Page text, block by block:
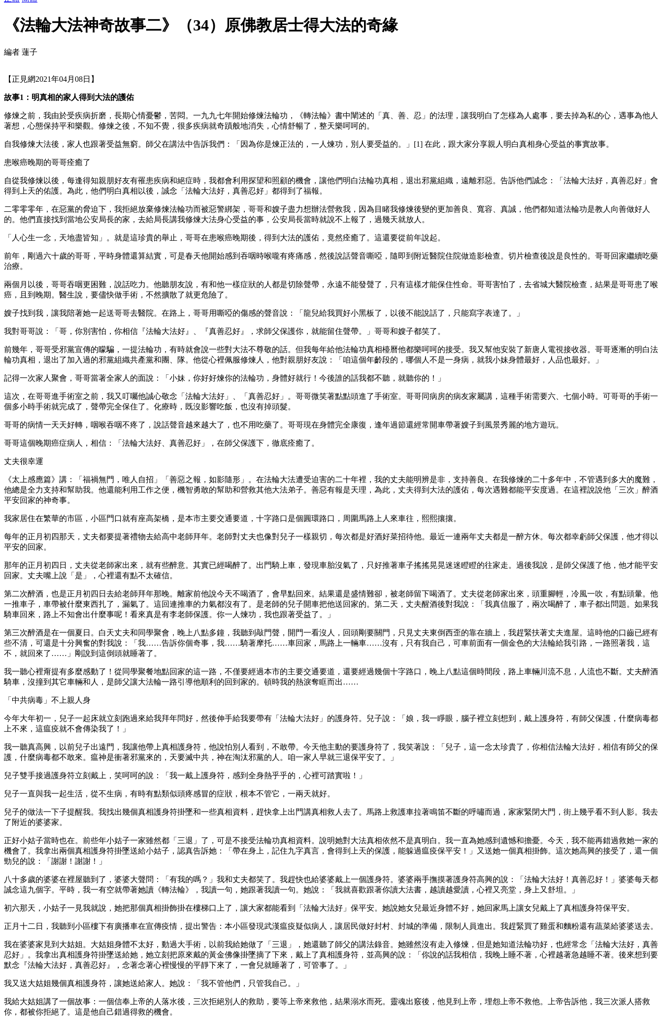
《法輪大法神奇故事二》（34）原佛教居士得大法的奇緣
編者 蓮子
【正見網2021年04月08日】
故事1：明真相的家人得到大法的護佑
修煉之前，我由於受疾病折磨，長期心情憂鬱，苦悶。一九九七年開始修煉法輪功，《轉法輪》書中闡述的「真、善、忍」的法理，讓我明白了怎樣為人處事，要去掉為私的心，遇事為他人
著想，心態保持平和樂觀。修煉之後，不知不覺，很多疾病就奇蹟般地消失，心情舒暢了，整天樂呵呵的。
自我修煉大法後，家人也跟著受益無窮。師父在講法中告訴我們：「因為你是煉正法的，一人煉功，別人要受益的。」[1] 在此，跟大家分享親人明白真相身心受益的事實故事。
患喉癌晚期的哥哥痊癒了
自從我修煉以後，每逢得知親朋好友有罹患疾病和絕症時，我都會利用探望和照顧的機會，讓他們明白法輪功真相，退出邪黨組織，遠離邪惡。告訴他們誠念：「法輪大法好，真善忍好」會
得到上天的佑護。為此，他們明白真相以後，誠念「法輪大法好，真善忍好」都得到了福報。
二零零零年，在惡黨的脅迫下，我拒絕放棄修煉法輪功而被惡警綁架，哥哥和嫂子盡力想辦法營救我，因為目睹我修煉後變的更加善良、寬容、真誠，他們都知道法輪功是教人向善做好人
的。他們直接找到當地公安局長的家，去給局長講我修煉大法身心受益的事，公安局長當時就說不上報了，過幾天就放人。
「人心生一念，天地盡皆知」。就是這珍貴的舉止，哥哥在患喉癌晚期後，得到大法的護佑，竟然痊癒了。這還要從前年說起。
前年，剛過六十歲的哥哥，平時身體還算結實，可是春天他開始感到吞咽時喉嚨有疼痛感，然後說話聲音嘶啞，隨即到附近醫院住院做造影檢查。切片檢查後說是良性的。哥哥回家繼續吃藥
治療。
兩個月以後，哥哥吞咽更困難，說話吃力。他聽朋友說，有和他一樣症狀的人都是切除聲帶，永遠不能發聲了，只有這樣才能保住性命。哥哥害怕了，去省城大醫院檢查，結果是哥哥患了喉
癌，且到晚期。醫生說，要儘快做手術，不然擴散了就更危險了。
嫂子找到我，讓我陪著她一起送哥哥去醫院。在路上，哥哥用嘶啞的傷感的聲音說：「龍兒給我買好小黑板了，以後不能說話了，只能寫字表達了。」
我對哥哥說：「哥，你別害怕，你相信『法輪大法好』、『真善忍好』，求師父保護你，就能留住聲帶。」哥哥和嫂子都笑了。
前幾年，哥哥受邪黨宣傳的矇騙，一提法輪功，有時就會說一些對大法不尊敬的話。但我每年給他法輪功真相檯曆他都樂呵呵的接受。我又幫他安裝了新唐人電視接收器。哥哥逐漸的明白法
輪功真相，退出了加入過的邪黨組織共產黨和團、隊。他從心裡佩服修煉人，他對親朋好友說：「咱這個年齡段的，哪個人不是一身病，就我小妹身體最好，人品也最好。」
記得一次家人聚會，哥哥當著全家人的面說：「小妹，你好好煉你的法輪功，身體好就行！今後誰的話我都不聽，就聽你的！」
這次，在哥哥進手術室之前，我又叮囑他誠心敬念「法輪大法好」、「真善忍好」。哥哥微笑著點點頭進了手術室。哥哥同病房的病友家屬講，這種手術需要六、七個小時。可哥哥的手術一
個多小時手術就完成了，聲帶完全保住了。化療時，既沒影響吃飯，也沒有掉頭髮。
哥哥的病情一天天好轉，咽喉吞咽不疼了，說話聲音越來越大了，也不用吃藥了。哥哥現在身體完全康復，逢年過節還經常開車帶著嫂子到風景秀麗的地方遊玩。
哥哥這個晚期癌症病人，相信：「法輪大法好、真善忍好」，在師父保護下，徹底痊癒了。
丈夫很幸運
《太上感應篇》講：「福禍無門，唯人自招」「善惡之報，如影隨形」。在法輪大法遭受迫害的二十年裡，我的丈夫能明辨是非，支持善良。在我修煉的二十多年中，不管遇到多大的魔難，
他總是全力支持和幫助我。他還能利用工作之便，機智勇敢的幫助和營救其他大法弟子。善惡有報是天理，為此，丈夫得到大法的護佑，每次遇難都能平安度過。在這裡說說他「三次」醉酒
平安回家的神奇事。
我家居住在繁華的市區，小區門口就有座高架橋，是本市主要交通要道，十字路口是個圓環路口，周圍馬路上人來車往，熙熙攘攘。
每年的正月初四那天，丈夫都要提著禮物去給高中老師拜年。老師對丈夫也像對兒子一樣親切，每次都是好酒好菜招待他。最近一連兩年丈夫都是一醉方休。每次都幸虧師父保護，他才得以
平安的回家。
那年的正月初四日，丈夫從老師家出來，就有些醉意。其實已經喝醉了。出門騎上車，發現車胎沒氣了，只好推著車子搖搖晃晃迷迷瞪瞪的往家走。過後我說，是師父保護了他，他才能平安
回家。丈夫嘴上說「是」，心裡還有點不太確信。
第二次醉酒，也是正月初四日去給老師拜年那晚。離家前他說今天不喝酒了，會早點回來。結果還是盛情難卻，被老師留下喝酒了。丈夫從老師家出來，頭重腳輕，冷風一吹，有點頭暈。他
一推車子，車帶被什麼東西扎了，漏氣了。這回連推車的力氣都沒有了。是老師的兒子開車把他送回家的。第二天，丈夫醒酒後對我說：「我真信服了，兩次喝醉了，車子都出問題。如果我
騎車回來，路上不知會出什麼事呢！看來真是有李老師保護。你一人煉功，我也跟著受益了。」
第三次醉酒是在一個夏日。白天丈夫和同學聚會，晚上八點多鐘，我聽到敲門聲，開門一看沒人，回頭剛要關門，只見丈夫東倒西歪的靠在牆上，我趕緊扶著丈夫進屋。這時他的口齒已經有
些不清，可還是十分興奮的對我說：「我……告訴你個奇事，我……騎著摩托……車回家，馬路上一輛車……沒有，只有我自己，可車前面有一個金色的大法輪給我引路，一路照著我，這
不，就回來了……」剛說到這倒頭就睡著了。
我一聽心裡甭提有多麼感動了！從同學聚餐地點回家的這一路，不僅要經過本市的主要交通要道，還要經過幾個十字路口，晚上八點這個時間段，路上車輛川流不息，人流也不斷。丈夫醉酒
騎車，沒撞到其它車輛和人，是師父讓大法輪一路引導他順利的回到家的。頓時我的熱淚奪眶而出……
「中共病毒」不上親人身
今年大年初一，兒子一起床就立刻跑過來給我拜年問好，然後伸手給我要帶有「法輪大法好」的護身符。兒子說：「娘，我一睜眼，腦子裡立刻想到，戴上護身符，有師父保護，什麼病毒都
上不來，這瘟疫就不會傳染我了！」
我一聽真高興，以前兒子出遠門，我讓他帶上真相護身符，他說怕別人看到，不敢帶。今天他主動的要護身符了，我笑著說：「兒子，這一念太珍貴了，你相信法輪大法好，相信有師父的保
護，什麼病毒都不敢來。瘟神是衝著邪黨來的，天要滅中共，神在淘汰邪黨的人。咱一家人早就三退保平安了。」
兒子雙手接過護身符立刻戴上，笑呵呵的說：「我一戴上護身符，感到全身熱乎乎的，心裡可踏實啦！」
兒子一直與我一起生活，從不生病，有時有點類似頭疼感冒的症狀，根本不管它，一兩天就好。
兒子的做法一下子提醒我。我找出幾個真相護身符掛墜和一些真相資料，趕快拿上出門講真相救人去了。馬路上救護車拉著鳴笛不斷的呼嘯而過，家家緊閉大門，街上幾乎看不到人影。我去
了附近的婆婆家。
正好小姑子當時也在。前些年小姑子一家雖然都「三退」了，可是不接受法輪功真相資料。說明她對大法真相依然不是真明白。我一直為她感到遺憾和擔憂。今天，我不能再錯過救她一家的
機會了。我拿出兩個真相護身符掛墜送給小姑子，認真告訴她：「帶在身上，記住九字真言，會得到上天的保護，能躲過瘟疫保平安！」又送她一個真相掛飾。這次她高興的接受了，還一個
勁兒的說：「謝謝！謝謝！」
八十多歲的婆婆在裡屋聽到了，婆婆大聲問：「有我的嗎？」我和丈夫都笑了。我趕快也給婆婆戴上一個護身符。婆婆兩手撫摸著護身符高興的說：「法輪大法好！真善忍好！」婆婆每天都
誠念這九個字。平時，我一有空就帶著她讀《轉法輪》，我讀一句，她跟著我讀一句。她說：「我就喜歡跟著你讀大法書，越讀越愛讀，心裡又亮堂，身上又舒坦。」
初六那天，小姑子一見我就說，她把那個真相掛飾掛在樓梯口上了，讓大家都能看到「法輪大法好」保平安。她說她女兒最近身體不好，她回家馬上讓女兒戴上了真相護身符保平安。
正月十二日，我聽到小區樓下有廣播車在宣傳疫情，提出警告：本小區發現武漢瘟疫疑似病人，讓居民做好封村、封城的準備，限制人員進出。我趕緊買了雞蛋和麵粉還有蔬菜給婆婆送去。
我在婆婆家見到大姑姐。大姑姐身體不太好，動過大手術，以前我給她做了「三退」，她還聽了師父的講法錄音。她雖然沒有走入修煉，但是她知道法輪功好，也經常念「法輪大法好，真善
忍好」。我拿出真相護身符掛墜送給她，她立刻把原來戴的黃金佛像掛墜摘了下來，戴上了真相護身符，並高興的說：「你說的話我相信，我晚上睡不著，心裡越著急越睡不著。後來想到要
默念『法輪大法好，真善忍好』，念著念著心裡慢慢的平靜下來了，一會兒就睡著了，可管事了。」
我又送大姑姐幾個真相護身符，讓她送給家人。她說：「我不管他們，只管我自己。」
我給大姑姐講了一個故事：一個信奉上帝的人落水後，三次拒絕別人的救助，要等上帝來救他，結果溺水而死。靈魂出竅後，他見到上帝，埋怨上帝不救他。上帝告訴他，我三次派人搭救
你，都被你拒絕了。這是他自己錯過得救的機會。